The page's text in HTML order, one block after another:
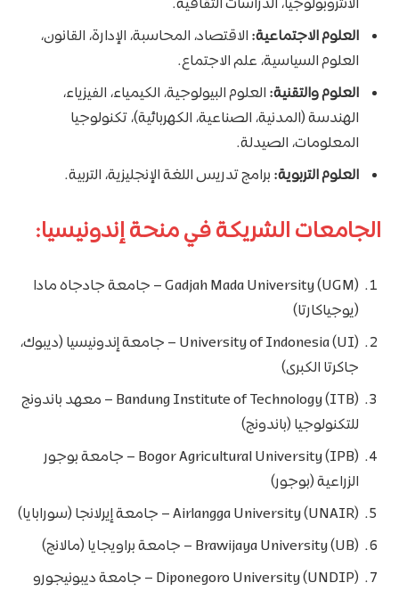
الأنثروبولوجيا، الدراسات الثقافية.
العلوم الاجتماعية: الاقتصاد، المحاسبة، الإدارة، القانون،
العلوم السياسية، علم الاجتماع.
العلوم والتقنية: العلوم البيولوجية، الكيمياء، الفيزياء،
الهندسة (المدنية، الصناعية، الكهربائية)، تكنولوجيا
المعلومات، الصيدلة.
العلوم التربوية: برامج تدريس اللغة الإنجليزية، التربية.
الجامعات الشريكة في منحة إندونيسيا:
Gadjah Mada University (UGM) – جامعة جادجاه مادا
(يوجياكارتا)
University of Indonesia (UI) – جامعة إندونيسيا (ديبوك،
جاكرتا الكبرى)
Bandung Institute of Technology (ITB) – معهد باندونج
للتكنولوجيا (باندونج)
Bogor Agricultural University (IPB) – جامعة بوجور
الزراعية (بوجور)
Airlangga University (UNAIR) – جامعة إيرلانجا (سورابايا)
Brawijaya University (UB) – جامعة براويجايا (مالانج)
Diponegoro University (UNDIP) – جامعة ديبونيجورو